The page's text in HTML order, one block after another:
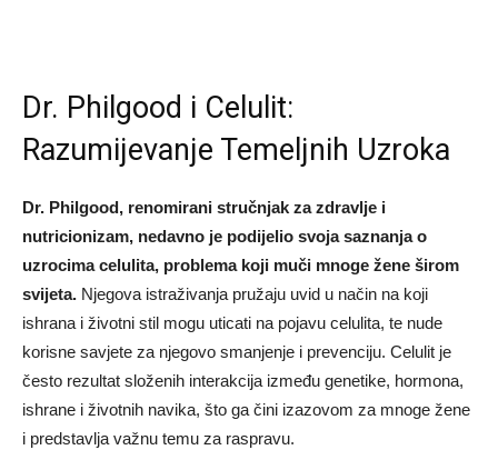
Dr. Philgood i Celulit:
Razumijevanje Temeljnih Uzroka
Dr. Philgood, renomirani stručnjak za zdravlje i
nutricionizam, nedavno je podijelio svoja saznanja o
uzrocima celulita, problema koji muči mnoge žene širom
svijeta. Njegova istraživanja pružaju uvid u način na koji
ishrana i životni stil mogu uticati na pojavu celulita, te nude
korisne savjete za njegovo smanjenje i prevenciju. Celulit je
često rezultat složenih interakcija između genetike, hormona,
ishrane i životnih navika, što ga čini izazovom za mnoge žene
i predstavlja važnu temu za raspravu.